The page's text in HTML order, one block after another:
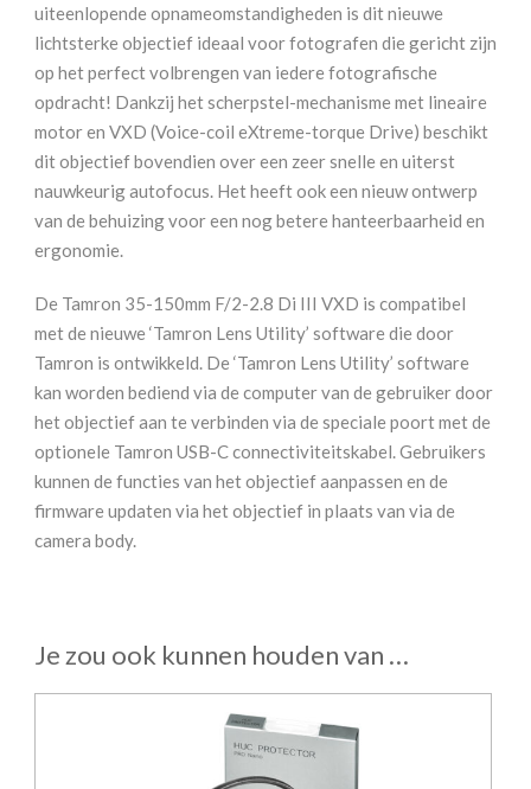
uiteenlopende opnameomstandigheden is dit nieuwe
lichtsterke objectief ideaal voor fotografen die gericht zijn
op het perfect volbrengen van iedere fotografische
opdracht! Dankzij het scherpstel-mechanisme met lineaire
motor en VXD (Voice-coil eXtreme-torque Drive) beschikt
dit objectief bovendien over een zeer snelle en uiterst
nauwkeurig autofocus. Het heeft ook een nieuw ontwerp
van de behuizing voor een nog betere hanteerbaarheid en
ergonomie.
De Tamron 35-150mm F/2-2.8 Di III VXD is compatibel
met de nieuwe ‘Tamron Lens Utility’ software die door
Tamron is ontwikkeld. De ‘Tamron Lens Utility’ software
kan worden bediend via de computer van de gebruiker door
het objectief aan te verbinden via de speciale poort met de
optionele Tamron USB-C connectiviteitskabel. Gebruikers
kunnen de functies van het objectief aanpassen en de
firmware updaten via het objectief in plaats van via de
camera body.
Je zou ook kunnen houden van …